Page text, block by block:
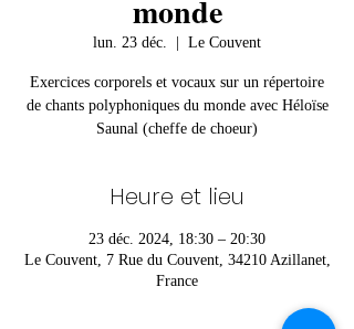
monde
lun. 23 déc. Le Couvent
Exercices corporels et vocaux sur un répertoire
de chants polyphoniques du monde avec Héloïse
Saunal (cheffe de choeur)
Heure et lieu
23 déc. 2024, 18:30 – 20:30
Le Couvent, 7 Rue du Couvent, 34210 Azillanet,
France